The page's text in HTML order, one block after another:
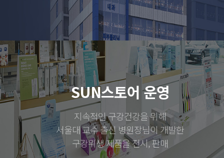
SUN스토어 운영
지속적인 구강건강을 위해
서울대 교수 출신 병원장님이 개발한
구강위생 제품을 전시, 판매